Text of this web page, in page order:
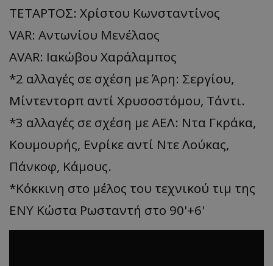
ΤΕΤΑΡΤΟΣ: Χρίστου Κωνσταντίνος
VAR: Αντωνίου Μενέλαος
AVAR: Ιακώβου Χαράλαμπος
*2 αλλαγές σε σχέση με Άρη: Σεργίου,
Μίντεντορπ αντί Χρυσοστόμου, Τάντι.
*3 αλλαγές σε σχέση με ΑΕΛ: Ντα Γκράκα,
Κουμουρής, Ενρίκε αντί Ντε Λούκας,
Πάνκοφ, Κάμους.
*Κόκκινη στο μέλος του τεχνικού τιμ της
ΕΝΥ Κώστα Ρωσταντή στο 90'+6'